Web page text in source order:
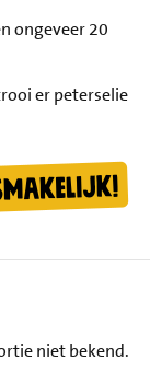
ongeveer 20
er peterselie
niet bekend.